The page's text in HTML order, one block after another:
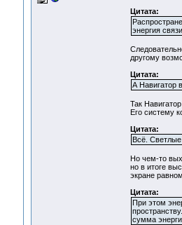
Цитата:
энергия
другому
Цитата:
А Навигатор
Так
Его систему
Цитата:
Всё.
Но чем-то
но в итоге
экране
Цитата:
При этом
сумма